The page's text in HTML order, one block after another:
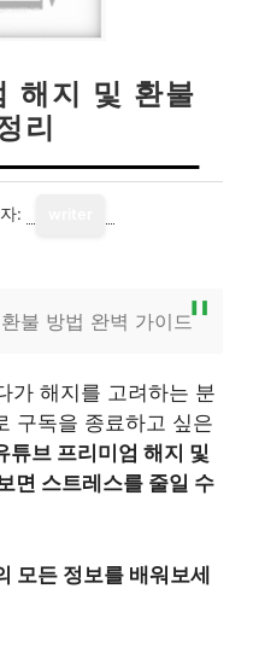
해지 및 환불
리
:
불 방법 완벽 가이드
가 해지를 고려하는 분
구독을 종료하고 싶은
튜브 프리미엄 해지 및
면 스트레스를 줄일 수
모든 정보를 배워보세